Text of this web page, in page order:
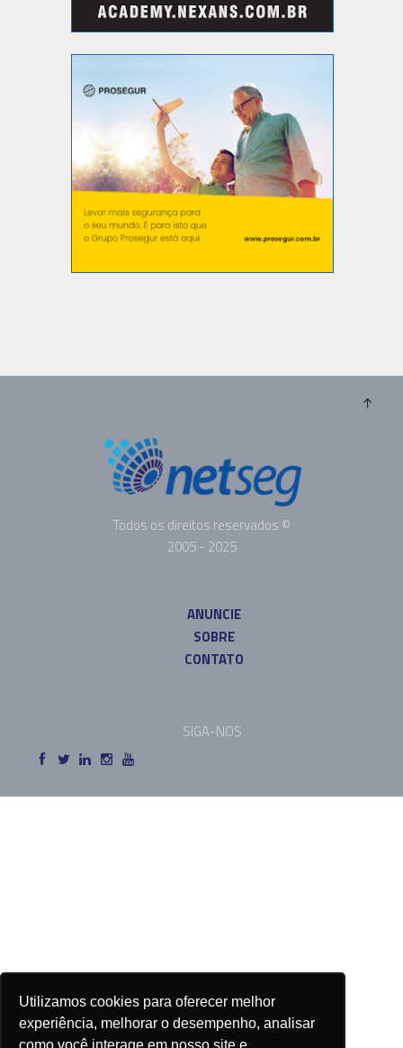
Utilizamos cookies para oferecer melhor
experiência, melhorar o desempenho, analisar
Todos os direitos reservados ©
2005 - 2025
ANUNCIE
SOBRE
CONTATO
SIGA-NOS